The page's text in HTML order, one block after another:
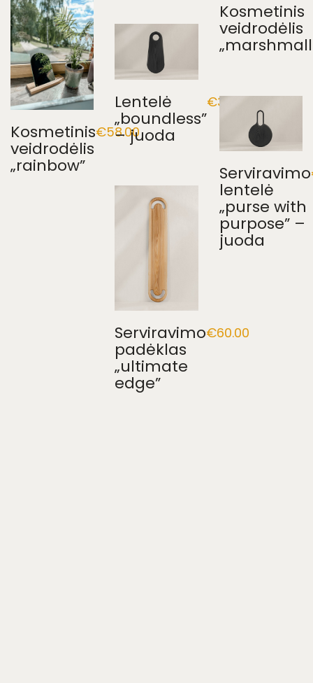
Kosmetinis
veidrodėlis
Kosmetinis
veidrodėlis
„rainbow”
€58.00
Lentelė
„boundless”
– juoda
€37.00
Serviravimo
lentelė
„purse with
purpose” –
juoda
Serviravimo
padėklas
„ultimate
edge”
€60.00